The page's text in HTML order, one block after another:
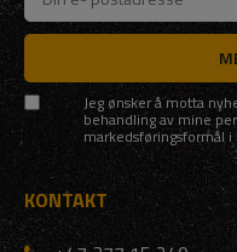
Jeg ønsker å motta
behandling av mine
markedsføringsformål
KONTAKT